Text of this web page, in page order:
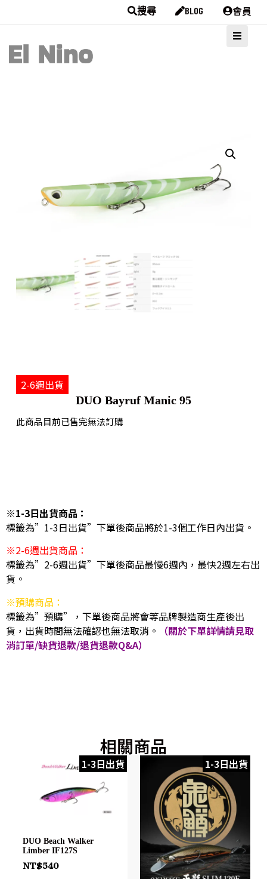
搜尋 BLOG 會員
2-6週出貨
DUO Bayruf Manic 95
此商品目前已售完無法訂購
※1-3日出貨商品：
標籤為”1-3日出貨”下單後商品將於1-3個工作日內出貨。
※2-6週出貨商品：
標籤為”2-6週出貨”下單後商品最慢6週內，最快2週左右出
貨。
※預購商品：
標籤為”預購”，下單後商品將會等品牌製造商生產後出
貨，出貨時間無法確認也無法取消。
（關於下單詳情請見取
消訂單/缺貨退款/退貨退款Q&A）
相關商品
1-3日出貨
DUO Beach Walker
Limber IF127S
NT$540
1-3日出貨